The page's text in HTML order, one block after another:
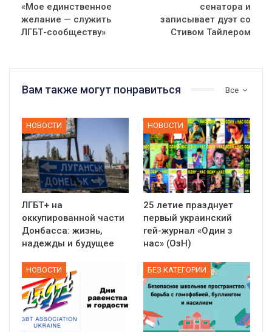
«Мое единственное
желание — служить
ЛГБТ-сообществу»
сенатора и
записывает дуэт со
Стивом Тайлером
Все
Вам также могут понравиться
НОВОСТИ
ЛГБТ+ на
оккупированной части
Донбасса: жизнь,
надежды и будущее
НОВОСТИ
25 летие празднует
первый украинский
гей-журнал «Один з
нас» (ОзН)
НОВОСТИ БЕЗ КАТЕГОРИИ